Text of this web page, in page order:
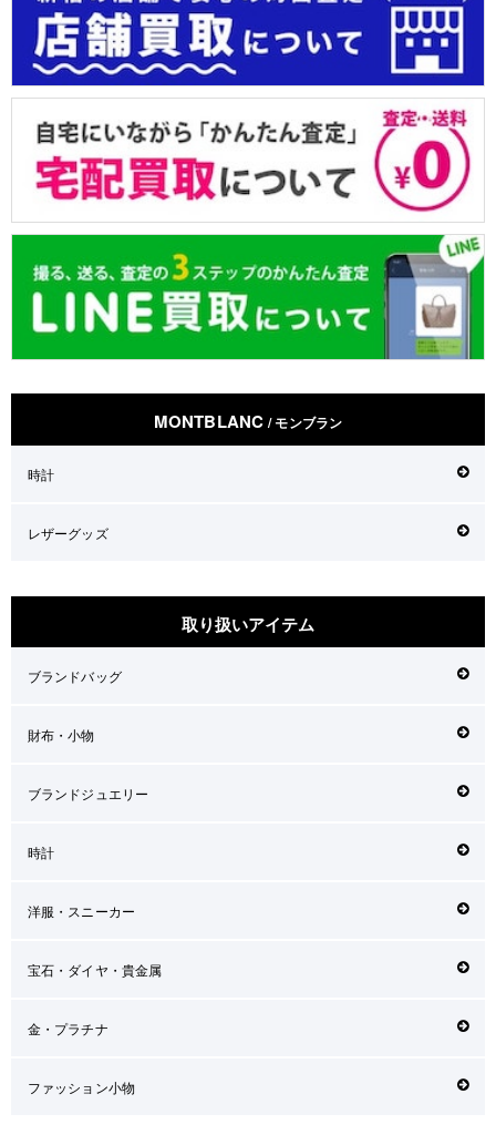
MONTBLANC/ モンブラン
時計
レザーグッズ
取り扱いアイテム
ブランドバッグ
財布・小物
ブランドジュエリー
時計
洋服・スニーカー
宝石・ダイヤ・貴金属
金・プラチナ
ファッション小物